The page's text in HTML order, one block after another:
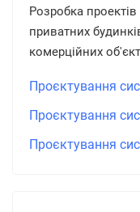
Розробка
приватних
комерційних
Проєктування
Проєктування
Проєктування